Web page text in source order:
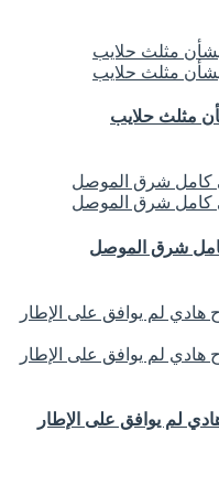
مثلث حلايب
كامل شرق الموصل
لم يوافق على الإطار